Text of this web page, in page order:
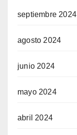
septiembre 2024
agosto 2024
junio 2024
mayo 2024
abril 2024